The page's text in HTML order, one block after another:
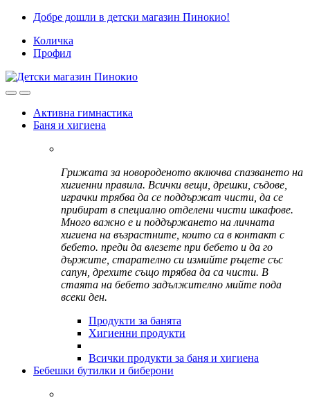
Skip
navigation
Skip
content
Добре дошли в детски магазин Пинокио!
Количка
Профил
Активна гимнастика
Баня и хигиена
Грижата за новороденото включва спазването на
хигиенни правила. Всички вещи, дрешки, съдове,
играчки трябва да се поддържат чисти, да се
прибират в специално отделени чисти шкафове.
Много важно е и поддържането на личната
хигиена на възрастните, които са в контакт с
бебето. преди да влезете при бебето и да го
държите, старателно си измийте ръцете със
сапун, дрехите също трябва да са чисти. В
стаята на бебето задължително мийте пода
всеки ден.
Продукти за банята
Хигиенни продукти
Всички продукти за баня и хигиена
Бебешки бутилки и биберони